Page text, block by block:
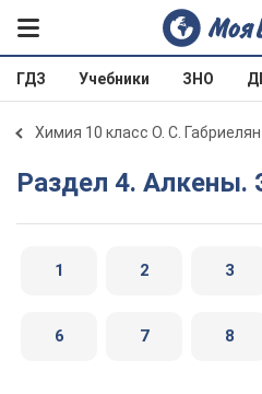
ГДЗ Учебники ЗНО
Химия 10 класс О. С.
Раздел 4. Алкены.
1 2 3
6 7 8